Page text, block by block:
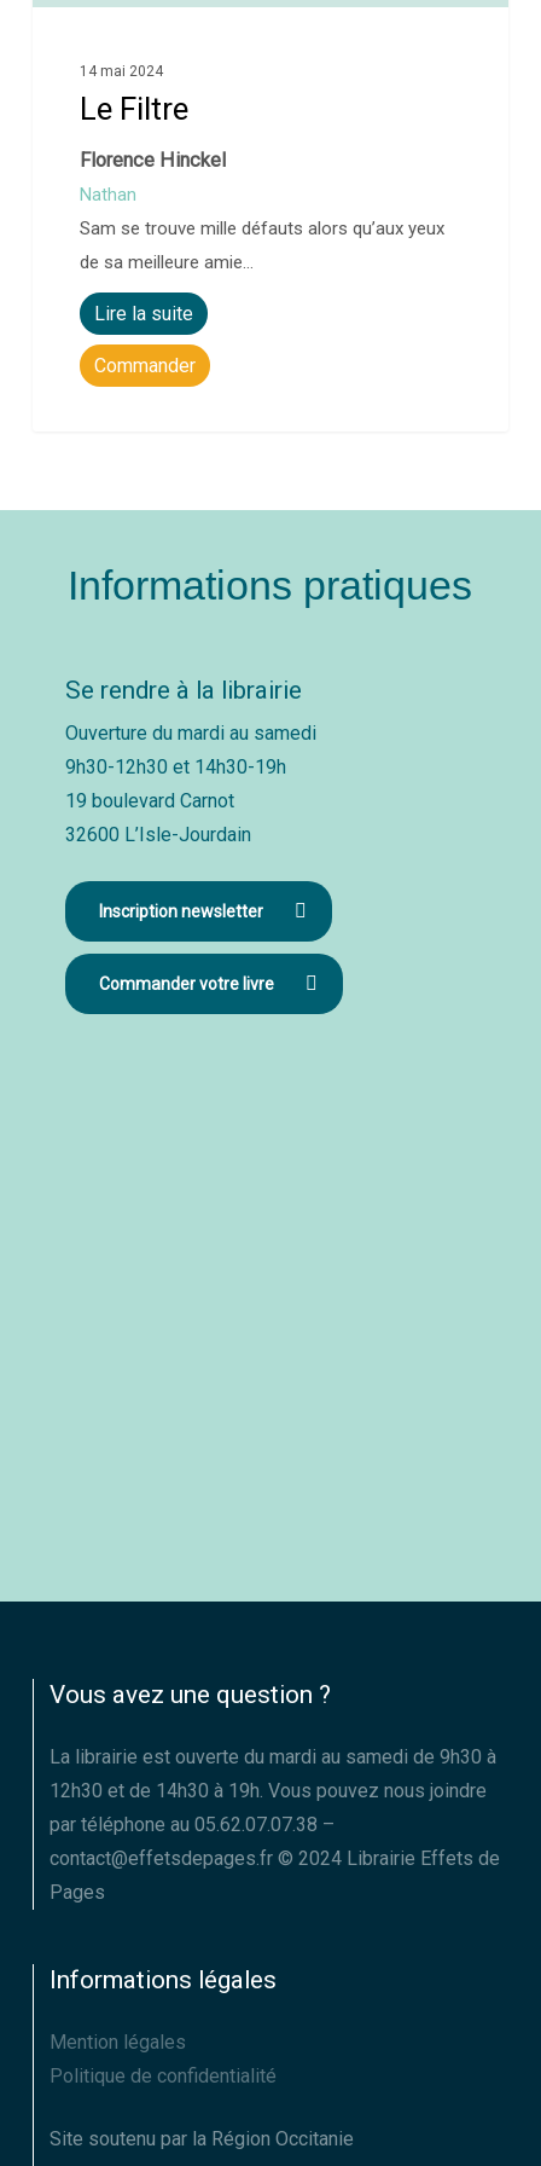
14 mai 2024
Le Filtre
Florence Hinckel
Nathan
Sam se trouve mille défauts alors qu’aux yeux
de sa meilleure amie…
Lire la suite
Commander
Informations pratiques
Se rendre à la librairie
Ouverture du mardi au samedi
9h30-12h30 et 14h30-19h
19 boulevard Carnot
32600 L’Isle-Jourdain
Inscription newsletter
Commander votre livre
Vous avez une question ?
La librairie est ouverte du mardi au samedi de 9h30 à
12h30 et de 14h30 à 19h. Vous pouvez nous joindre
par téléphone au 05.62.07.07.38 –
contact@effetsdepages.fr © 2024 Librairie Effets de
Pages
Informations légales
Mention légales
Politique de confidentialité
Site soutenu par la Région Occitanie